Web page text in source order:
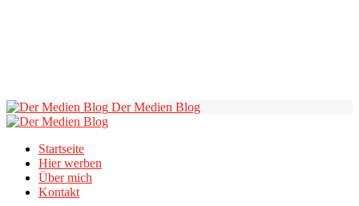
Der Medien Blog
Startseite
Hier werben
Über mich
Kontakt